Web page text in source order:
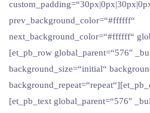
prev_background_color=“#ffffff“
next_background_color=“#ffffff“
[et_pb_row global_parent=“576″
background_size=“initial“
[et_pb_text global_parent=“576″